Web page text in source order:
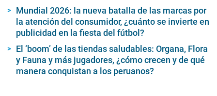
Mundial 2026: la nueva batalla de las marcas por
la atención del consumidor, ¿cuánto se invierte en
publicidad en la fiesta del fútbol?
El ‘boom’ de las tiendas saludables: Organa, Flora
y Fauna y más jugadores, ¿cómo crecen y de qué
manera conquistan a los peruanos?